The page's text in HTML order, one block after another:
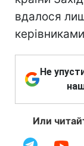
вдалося
Не
Или